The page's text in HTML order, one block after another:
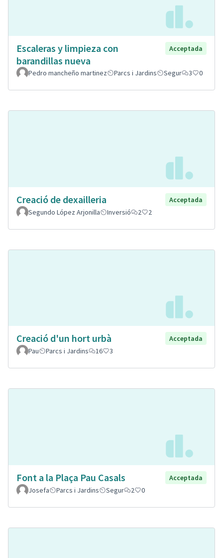
Escaleras y limpieza con
barandillas nueva
Acceptada
Pedro mancheño martinez Parcs i Jardins Segur 3 0
Creació de dexailleria
Acceptada
Segundo López Arjonilla
Inversió 2 2
Creació d'un hort urbà
Acceptada
Pau
Parcs i Jardins 16 3
Font a la Plaça Pau Casals
Acceptada
Josefa
Parcs i Jardins Segur 2 0